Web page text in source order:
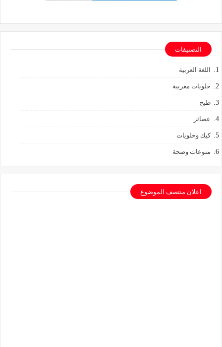
التصنيفات
اللغة العربية
حلويات مغربية
طبخ
عصائر
كيك وحلويات
منوعات وصحة
اعلان منتصف الموضوع